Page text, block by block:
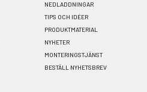
NEDLADDNINGAR
TIPS OCH IDÉER
PRODUKTMATERIAL
NYHETER
MONTERINGSTJÄNST
BESTÄLL NYHETSBREV